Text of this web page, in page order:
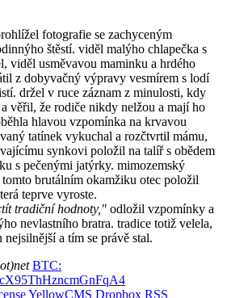
fotografie se zachyceným
štěstí. viděl malýho chlapečka s
viděl usměvavou maminku a hrdého
z dobyvačný výpravy vesmírem s lodí
držel v ruce záznam z minulosti, kdy
věřil, že rodiče nikdy nelžou a mají ho
hlavou vzpomínka na krvavou
tatínek vykuchal a rozčtvrtil mámu,
synkovi položil na talíř s obědem
s pečenými jatýrky. mimozemský
brutálním okamžiku otec položil
teprve vyroste.
tradiční hodnoty," odložil vzpomínky a
nevlastního bratra. tradice totiž velela,
a tím se právě stal.
BTC:
YellowCMS Dropbox RSS